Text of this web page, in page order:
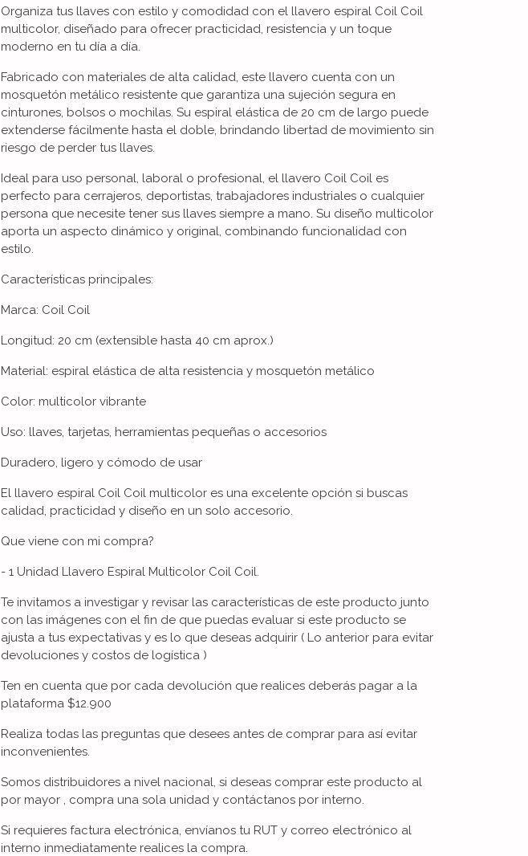
Organiza tus llaves con estilo y comodidad con el llavero espiral Coil Coil
multicolor, diseñado para ofrecer practicidad, resistencia y un toque
moderno en tu día a día.
Fabricado con materiales de alta calidad, este llavero cuenta con un
mosquetón metálico resistente que garantiza una sujeción segura en
cinturones, bolsos o mochilas. Su espiral elástica de 20 cm de largo puede
extenderse fácilmente hasta el doble, brindando libertad de movimiento sin
riesgo de perder tus llaves.
Ideal para uso personal, laboral o profesional, el llavero Coil Coil es
perfecto para cerrajeros, deportistas, trabajadores industriales o cualquier
persona que necesite tener sus llaves siempre a mano. Su diseño multicolor
aporta un aspecto dinámico y original, combinando funcionalidad con
estilo.
Características principales:
Marca: Coil Coil
Longitud: 20 cm (extensible hasta 40 cm aprox.)
Material: espiral elástica de alta resistencia y mosquetón metálico
Color: multicolor vibrante
Uso: llaves, tarjetas, herramientas pequeñas o accesorios
Duradero, ligero y cómodo de usar
El llavero espiral Coil Coil multicolor es una excelente opción si buscas
calidad, practicidad y diseño en un solo accesorio.
Que viene con mi compra?
- 1 Unidad Llavero Espiral Multicolor Coil Coil.
Te invitamos a investigar y revisar las características de este producto junto
con las imágenes con el fin de que puedas evaluar si este producto se
ajusta a tus expectativas y es lo que deseas adquirir ( Lo anterior para evitar
devoluciones y costos de logística )
Ten en cuenta que por cada devolución que realices deberás pagar a la
plataforma $12.900
Realiza todas las preguntas que desees antes de comprar para así evitar
inconvenientes.
Somos distribuidores a nivel nacional, si deseas comprar este producto al
por mayor , compra una sola unidad y contáctanos por interno.
Si requieres factura electrónica, envíanos tu RUT y correo electrónico al
interno inmediatamente realices la compra.